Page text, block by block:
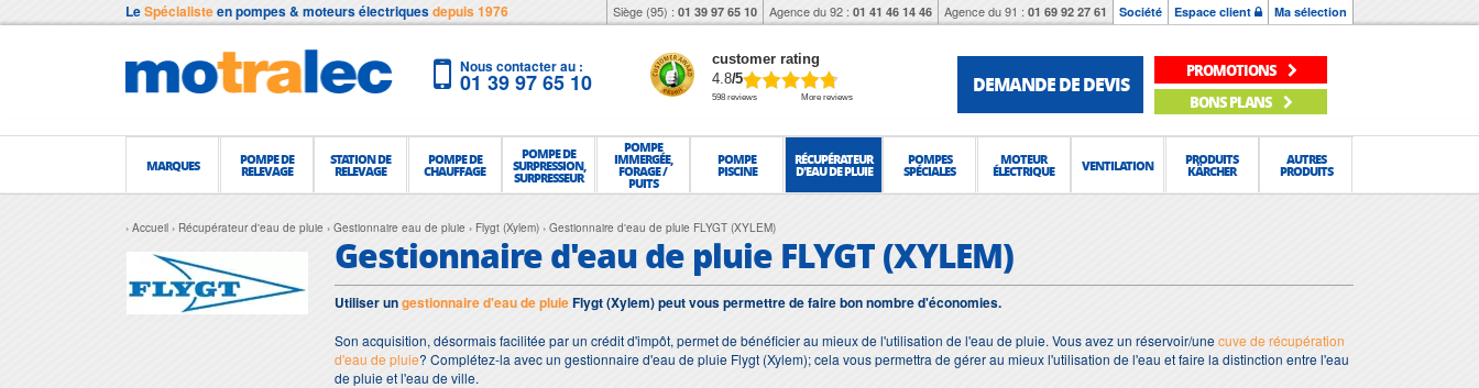
LeSpécialisteen pompes & moteurs électriquesdepuis 1976 Siège (95) : 01 39 97 65 10 Agence du 92 : 01 41 46 14 46 Agence du 91 : 01 69 92 27 61 Société Espace client Ma sélection
Nous contacter au :
01 39 97 65 10
customer rating
4.8/5
598 reviews More reviews
DEMANDE DE DEVIS
PROMOTIONS
BONS PLANS
MARQUES POMPE DE
RELEVAGE
STATION DE
RELEVAGE
POMPE DE
CHAUFFAGE
POMPE DE
SURPRESSION,
SURPRESSEUR
POMPE
IMMERGÉE,
FORAGE /
PUITS
POMPE
PISCINE
RÉCUPÉRATEUR
D'EAU DE PLUIE
POMPES
SPÉCIALES
MOTEUR
ÉLECTRIQUE VENTILATION PRODUITS
KÄRCHER
AUTRES
PRODUITS
Accueil Récupérateur d'eau de pluie Gestionnaire eau de pluie Flygt (Xylem) Gestionnaire d'eau de pluie FLYGT (XYLEM)
Gestionnaire d'eau de pluie FLYGT (XYLEM)
Utiliser ungestionnaire d'eau de pluieFlygt (Xylem) peut vous permettre de faire bon nombre d'économies.
Son acquisition, désormais facilitée par un crédit d'impôt, permet de bénéficier au mieux de l'utilisation de l'eau de pluie. Vous avez un réservoir/unecuve de récupération
d'eau de pluie? Complétez-la avec un gestionnaire d'eau de pluie Flygt (Xylem); cela vous permettra de gérer au mieux l'utilisation de l'eau et faire la distinction entre l'eau
de pluie et l'eau de ville.